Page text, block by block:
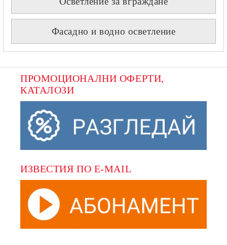
Фасадно и водно осветление
ПРОМОЦИОНАЛНИ ОФЕРТИ,
КАТАЛОЗИ
ИЗВЕСТИЯ ПО E-MAIL